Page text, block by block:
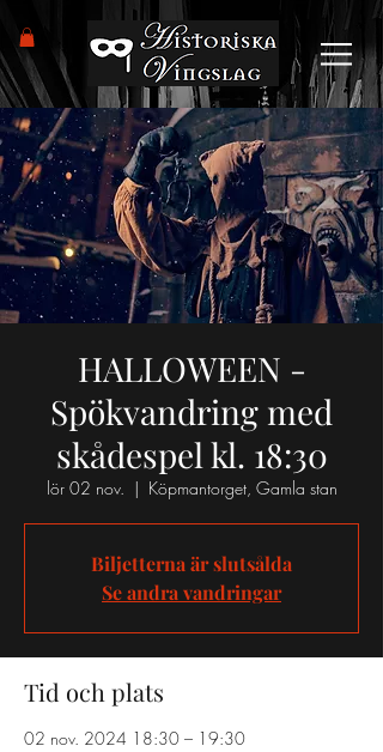
HALLOWEEN -
Spökvandring med
skådespel kl. 18:30
lör 02 nov.
  |
Köpmantorget, Gamla stan
Biljetterna är slutsålda
Se andra vandringar
Tid och plats
02 nov. 2024 18:30 – 19:30